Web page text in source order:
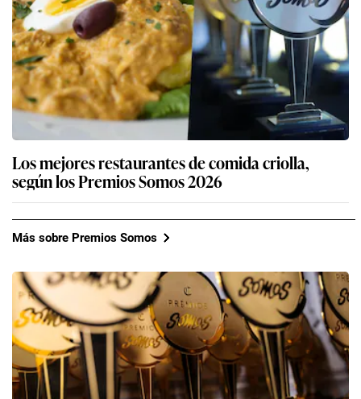
Los mejores restaurantes de comida criolla,
según los Premios Somos 2026
Más sobre Premios Somos